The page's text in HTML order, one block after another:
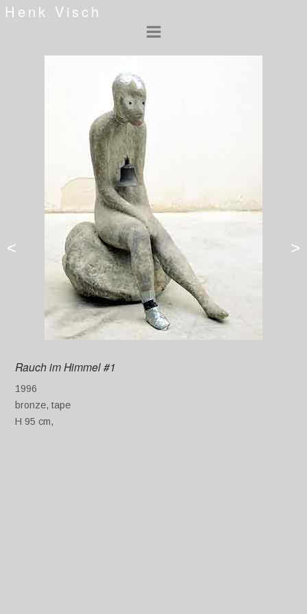
Henk Visch
>
<
Rauch im Himmel #1
1996
bronze, tape
H 95 cm,